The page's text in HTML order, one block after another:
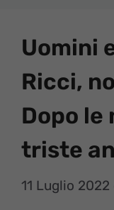
Uomini
Ricci,
Dopo le
triste
11 Luglio 2022